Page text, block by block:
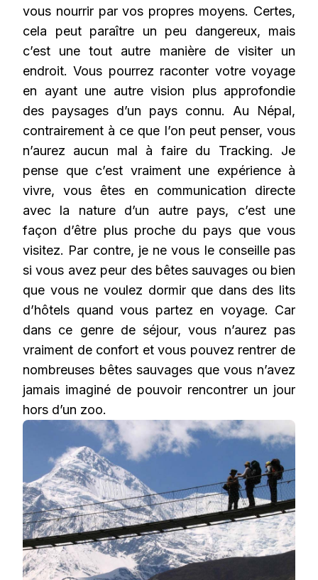
vous nourrir par vos propres moyens. Certes,
cela peut paraître un peu dangereux, mais
c’est une tout autre manière de visiter un
endroit. Vous pourrez raconter votre voyage
en ayant une autre vision plus approfondie
des paysages d’un pays connu. Au Népal,
contrairement à ce que l’on peut penser, vous
n’aurez aucun mal à faire du Tracking. Je
pense que c’est vraiment une expérience à
vivre, vous êtes en communication directe
avec la nature d’un autre pays, c’est une
façon d’être plus proche du pays que vous
visitez. Par contre, je ne vous le conseille pas
si vous avez peur des bêtes sauvages ou bien
que vous ne voulez dormir que dans des lits
d’hôtels quand vous partez en voyage. Car
dans ce genre de séjour, vous n’aurez pas
vraiment de confort et vous pouvez rentrer de
nombreuses bêtes sauvages que vous n’avez
jamais imaginé de pouvoir rencontrer un jour
hors d’un zoo.